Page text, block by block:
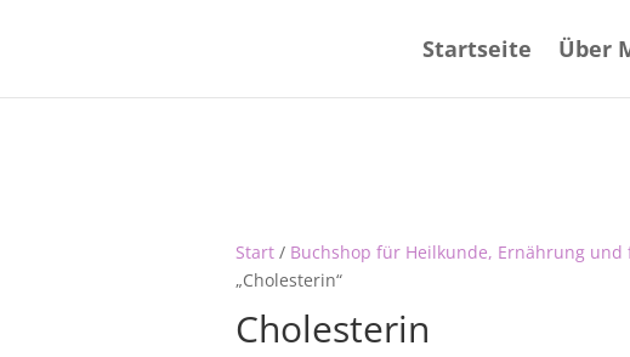
Startseite Über
Start/ Buchshop für Heilkunde, Ernährung
„Cholesterin“
Cholesterin